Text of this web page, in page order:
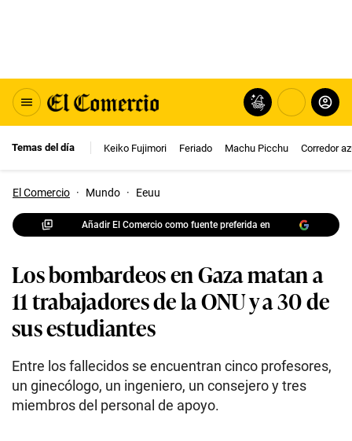
Temas del día Keiko Fujimori Feriado Machu Picchu Corredor
El Comercio · Mundo · Eeuu
Añadir El Comercio como fuente preferida en
Los bombardeos en Gaza matan a
11 trabajadores de la ONU y a 30 de
sus estudiantes
Entre los fallecidos se encuentran cinco profesores,
un ginecólogo, un ingeniero, un consejero y tres
miembros del personal de apoyo.